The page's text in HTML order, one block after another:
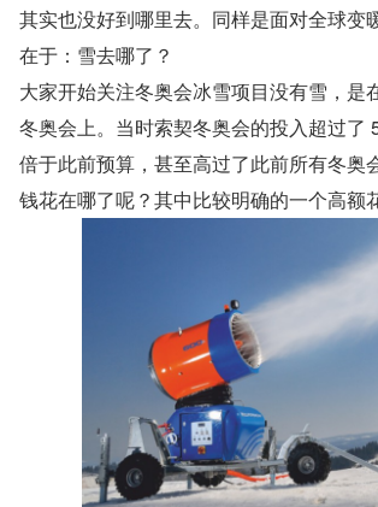
其实也没好到哪里去。同样是面对全球变
在于：雪去哪了？
大家开始关注冬奥会冰雪项目没有雪，是
冬奥会上。当时索契冬奥会的投入超过了
倍于此前预算，甚至高过了此前所有冬奥
钱花在哪了呢？其中比较明确的一个高额